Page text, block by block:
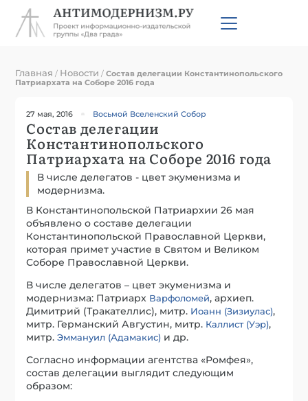
Главная / Новости /Состав делегации Константинопольского
Патриархата на Соборе 2016 года
27 мая, 2016 Восьмой Вселенский Собор
Состав делегации
Константинопольского
Патриархата на Соборе 2016 года
В числе делегатов - цвет экуменизма и
модернизма.
В Константинопольской Патриархии 26 мая
объявлено о составе делегации
Константинопольской Православной Церкви,
которая примет участие в Святом и Великом
Соборе Православной Церкви.
В числе делегатов – цвет экуменизма и
модернизма: Патриарх Варфоломей, архиеп.
Димитрий (Тракателлис), митр. Иоанн (Зизиулас),
митр. Германский Августин, митр. Каллист (Уэр),
митр.Эммануил (Адамакис) и др.
Согласно информации агентства «Ромфея»,
состав делегации выглядит следующим
образом: